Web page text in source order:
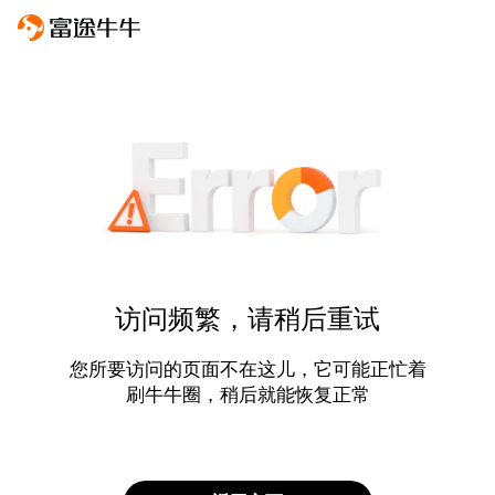
访问频繁，请稍后重试
您所要访问的页面不在这儿，它可能正忙着
刷牛牛圈，稍后就能恢复正常